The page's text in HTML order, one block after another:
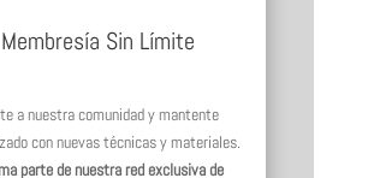
Membresía Sin Límite
a nuestra comunidad y mantente
con nuevas técnicas y materiales.
parte de nuestra red exclusiva de